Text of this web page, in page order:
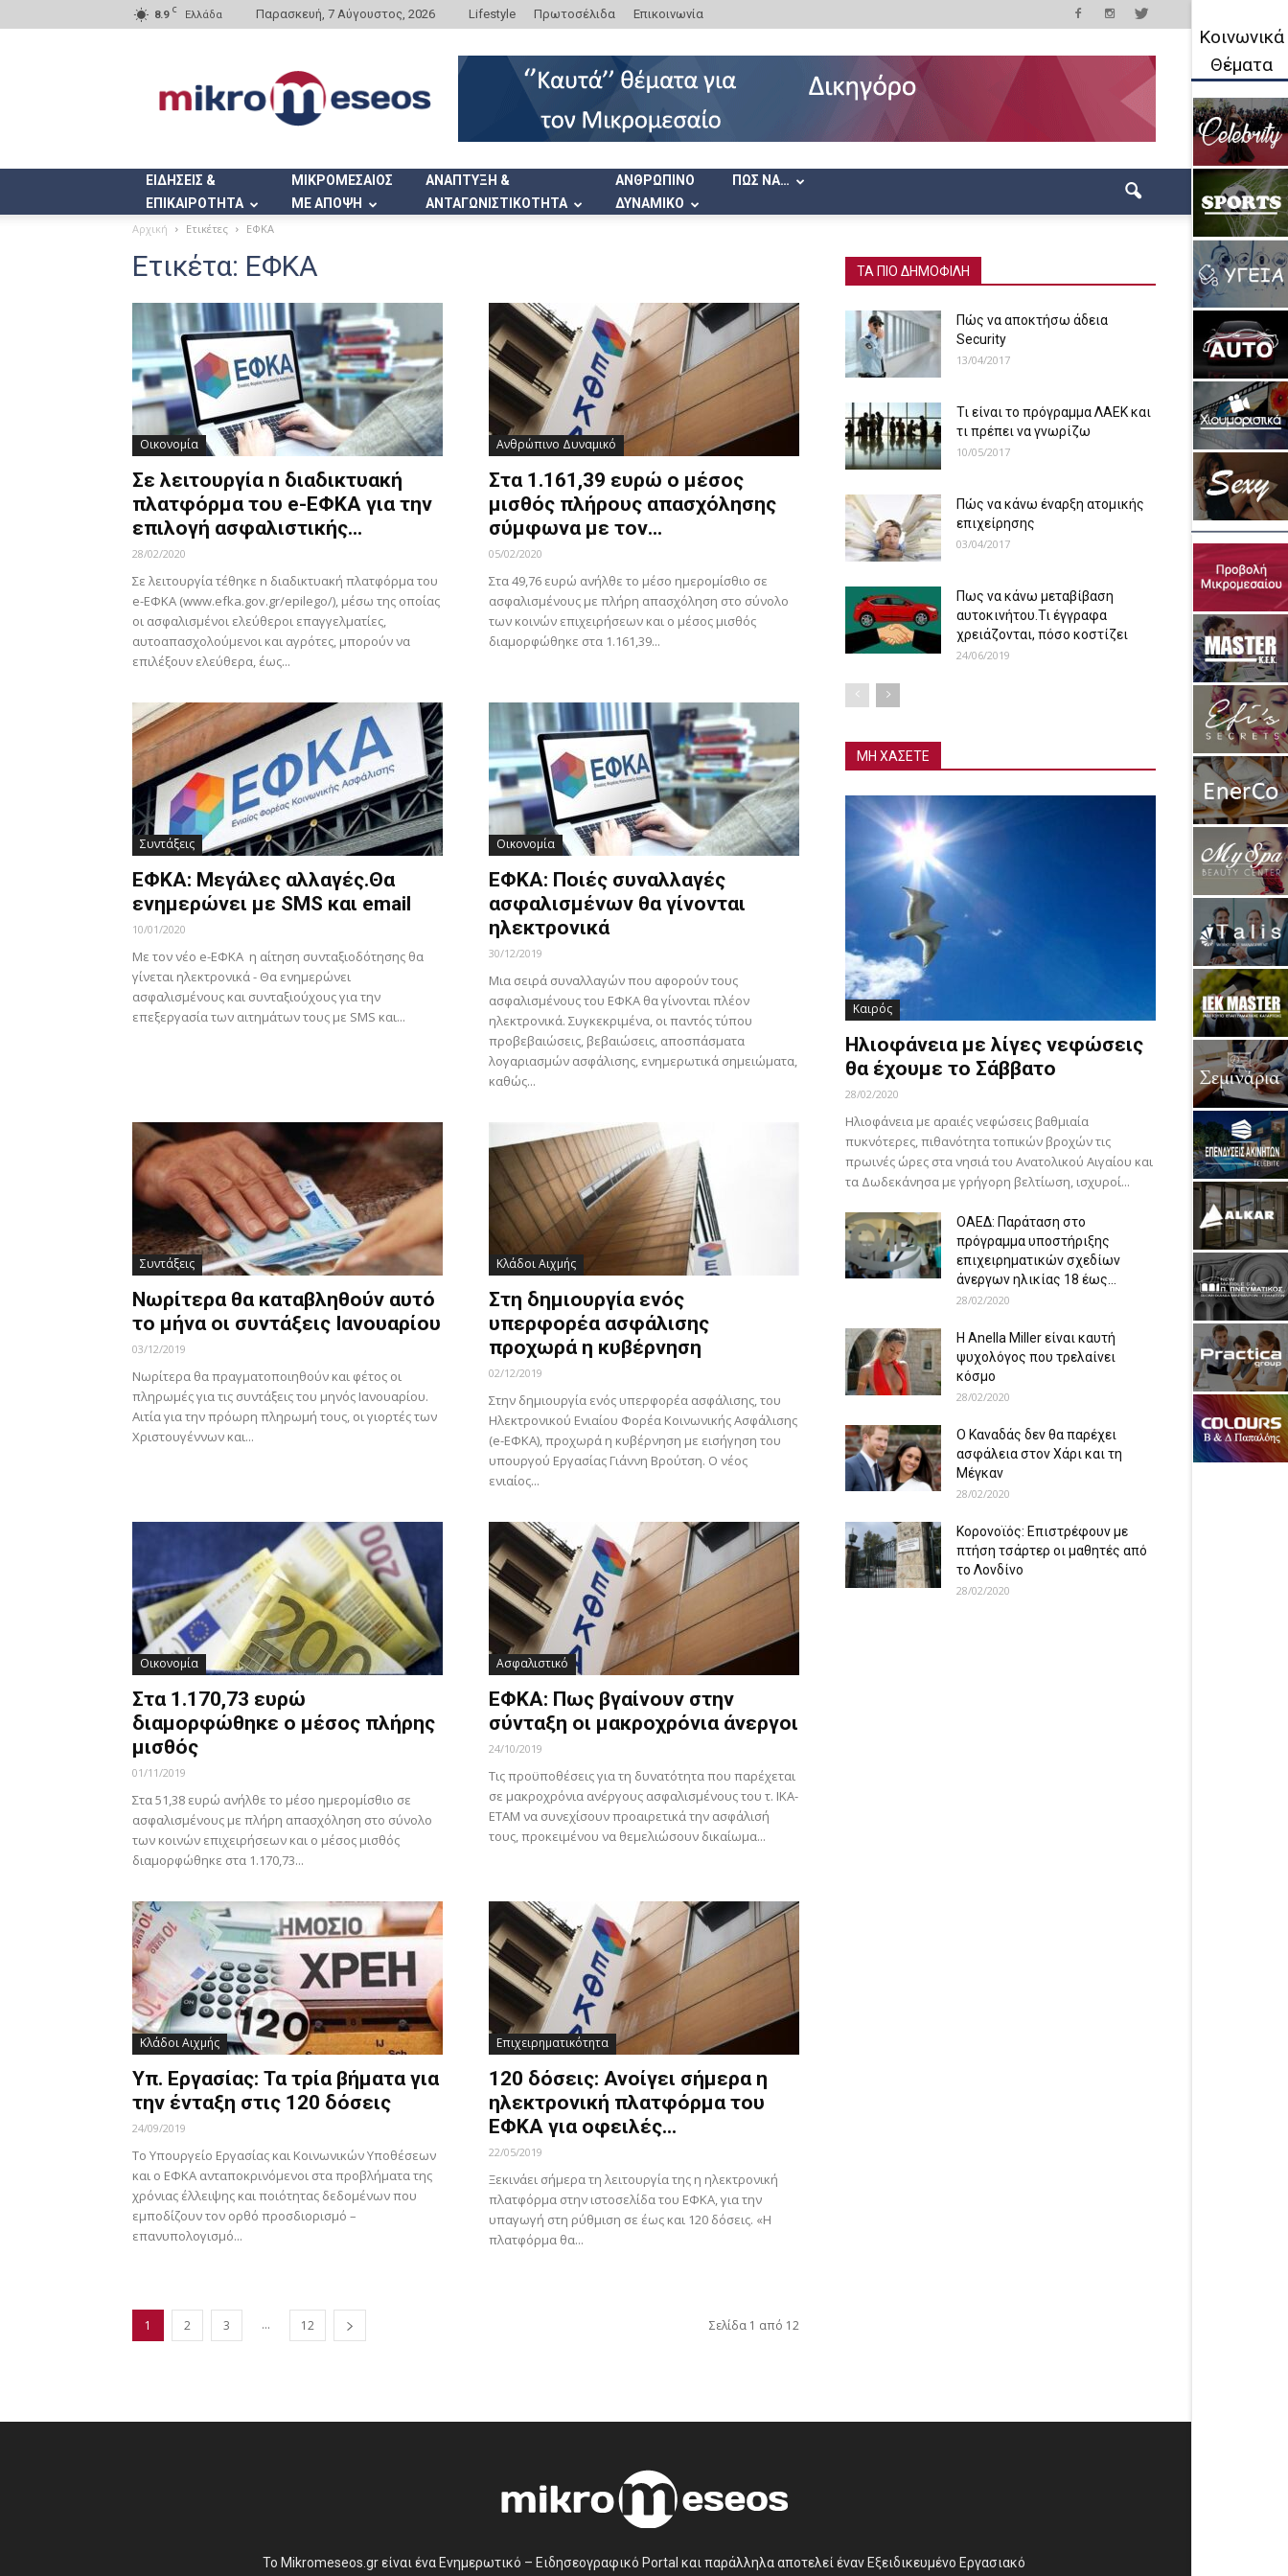
8.9 C Ελλάδα Παρασκευή, 7 Αύγουστος, 2026 Lifestyle Πρωτοσέλιδα Επικοινωνία
ΕΙΔΗΣΕΙΣ &
ΕΠΙΚΑΙΡΟΤΗΤΑ
ΜΙΚΡΟΜΕΣΑΙΟΣ
ΜΕ ΑΠΟΨΗ
ΑΝΑΠΤΥΞΗ &
ΑΝΤΑΓΩΝΙΣΤΙΚΟΤΗΤΑ
ΑΝΘΡΩΠΙΝΟ
ΔΥΝΑΜΙΚΟ
ΠΩΣ ΝΑ…
Αρχική Ετικέτες ΕΦΚΑ
Ετικέτα: ΕΦΚΑ
Οικονομία
Σε λειτουργία n διαδικτυακή
πλατφόρμα του e-ΕΦΚΑ για την
επιλογή ασφαλιστικής...
28/02/2020
Σε λειτουργία τέθηκε n διαδικτυακή πλατφόρμα του
e-ΕΦΚΑ (www.efka.gov.gr/epilego/), μέσω της οποίας
οι ασφαλισμένοι ελεύθεροι επαγγελματίες,
αυτοαπασχολούμενοι και αγρότες, μπορούν να
επιλέξουν ελεύθερα, έως...
Ανθρώπινο Δυναμικό
Στα 1.161,39 ευρώ ο μέσος
μισθός πλήρους απασχόλησης
σύμφωνα με τον...
05/02/2020
Στα 49,76 ευρώ ανήλθε το μέσο ημερομίσθιο σε
ασφαλισμένους με πλήρη απασχόληση στο σύνολο
των κοινών επιχειρήσεων και ο μέσος μισθός
διαμορφώθηκε στα 1.161,39...
Συντάξεις
ΕΦΚΑ: Μεγάλες αλλαγές.Θα
ενημερώνει με SMS και email
10/01/2020
Με τον νέο e-ΕΦΚΑ η αίτηση συνταξιοδότησης θα
γίνεται ηλεκτρονικά - Θα ενημερώνει
ασφαλισμένους και συνταξιούχους για την
επεξεργασία των αιτημάτων τους με SMS και...
Οικονομία
ΕΦΚΑ: Ποιές συναλλαγές
ασφαλισμένων θα γίνονται
ηλεκτρονικά
30/12/2019
Μια σειρά συναλλαγών που αφορούν τους
ασφαλισμένους του ΕΦΚΑ θα γίνονται πλέον
ηλεκτρονικά. Συγκεκριμένα, οι παντός τύπου
προβεβαιώσεις, βεβαιώσεις, αποσπάσματα
λογαριασμών ασφάλισης, ενημερωτικά σημειώματα,
καθώς...
Συντάξεις
Νωρίτερα θα καταβληθούν αυτό
το μήνα οι συντάξεις Ιανουαρίου
03/12/2019
Νωρίτερα θα πραγματοποιηθούν και φέτος οι
πληρωμές για τις συντάξεις του μηνός Ιανουαρίου.
Αιτία για την πρόωρη πληρωμή τους, οι γιορτές των
Χριστουγέννων και...
Κλάδοι Αιχμής
Στη δημιουργία ενός
υπερφορέα ασφάλισης
προχωρά η κυβέρνηση
02/12/2019
Στην δημιουργία ενός υπερφορέα ασφάλισης, του
Ηλεκτρονικού Ενιαίου Φορέα Κοινωνικής Ασφάλισης
(e-ΕΦΚΑ), προχωρά η κυβέρνηση με εισήγηση του
υπουργού Εργασίας Γιάννη Βρούτση. Ο νέος
ενιαίος...
Οικονομία
Στα 1.170,73 ευρώ
διαμορφώθηκε ο μέσος πλήρης
μισθός
01/11/2019
Στα 51,38 ευρώ ανήλθε το μέσο ημερομίσθιο σε
ασφαλισμένους με πλήρη απασχόληση στο σύνολο
των κοινών επιχειρήσεων και ο μέσος μισθός
διαμορφώθηκε στα 1.170,73...
Ασφαλιστικό
ΕΦΚΑ: Πως βγαίνουν στην
σύνταξη οι μακροχρόνια άνεργοι
24/10/2019
Τις προϋποθέσεις για τη δυνατότητα που παρέχεται
σε μακροχρόνια ανέργους ασφαλισμένους του τ. ΙΚΑ-
ΕΤΑΜ να συνεχίσουν προαιρετικά την ασφάλισή
τους, προκειμένου να θεμελιώσουν δικαίωμα...
Κλάδοι Αιχμής
Υπ. Εργασίας: Τα τρία βήματα για
την ένταξη στις 120 δόσεις
24/09/2019
Το Υπουργείο Εργασίας και Κοινωνικών Υποθέσεων
και ο ΕΦΚΑ ανταποκρινόμενοι στα προβλήματα της
χρόνιας έλλειψης και ποιότητας δεδομένων που
εμποδίζουν τον ορθό προσδιορισμό –
επανυπολογισμό...
Επιχειρηματικότητα
120 δόσεις: Ανοίγει σήμερα η
ηλεκτρονική πλατφόρμα του
ΕΦΚΑ για οφειλές...
22/05/2019
Ξεκινάει σήμερα τη λειτουργία της η ηλεκτρονική
πλατφόρμα στην ιστοσελίδα του ΕΦΚΑ, για την
υπαγωγή στη ρύθμιση σε έως και 120 δόσεις. «Η
πλατφόρμα θα...
1 2 3 ... 12 Σελίδα 1 από 12
ΤΑ ΠΙΟ ΔΗΜΟΦΙΛΗ
Πώς να αποκτήσω άδεια
Security
13/04/2017
Τι είναι το πρόγραμμα ΛΑΕΚ και
τι πρέπει να γνωρίζω
10/05/2017
Πώς να κάνω έναρξη ατομικής
επιχείρησης
03/04/2017
Πως να κάνω μεταβίβαση
αυτοκινήτου.Τι έγγραφα
χρειάζονται, πόσο κοστίζει
24/06/2019
ΜΗ ΧΑΣΕΤΕ
Καιρός
Ηλιοφάνεια με λίγες νεφώσεις
θα έχουμε το Σάββατο
28/02/2020
Ηλιοφάνεια με αραιές νεφώσεις βαθμιαία
πυκνότερες, πιθανότητα τοπικών βροχών τις
πρωινές ώρες στα νησιά του Ανατολικού Αιγαίου και
τα Δωδεκάνησα με γρήγορη βελτίωση, ισχυροί...
ΟΑΕΔ: Παράταση στο
πρόγραμμα υποστήριξης
επιχειρηματικών σχεδίων
άνεργων ηλικίας 18 έως...
28/02/2020
Η Anella Miller είναι καυτή
ψυχολόγος που τρελαίνει
κόσμο
28/02/2020
Ο Καναδάς δεν θα παρέχει
ασφάλεια στον Χάρι και τη
Μέγκαν
28/02/2020
Κορονοϊός: Επιστρέφουν με
πτήση τσάρτερ οι μαθητές από
το Λονδίνο
28/02/2020
Το Mikromeseos.gr είναι ένα Ενημερωτικό – Ειδησεογραφικό Portal και παράλληλα αποτελεί έναν Εξειδικευμένο Εργασιακό
Κοινωνικά
Θέματα